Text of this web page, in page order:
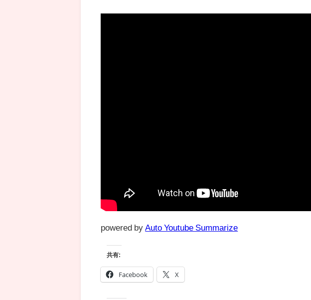
powered by Auto Youtube Summarize
共有:
Facebook X